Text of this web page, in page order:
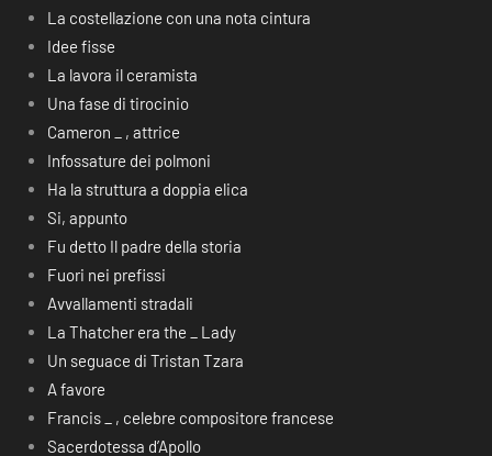
La costellazione con una nota cintura
Idee fisse
La lavora il ceramista
Una fase di tirocinio
Cameron _ , attrice
Infossature dei polmoni
Ha la struttura a doppia elica
Si, appunto
Fu detto Il padre della storia
Fuori nei prefissi
Avvallamenti stradali
La Thatcher era the _ Lady
Un seguace di Tristan Tzara
A favore
Francis _ , celebre compositore francese
Sacerdotessa d’Apollo